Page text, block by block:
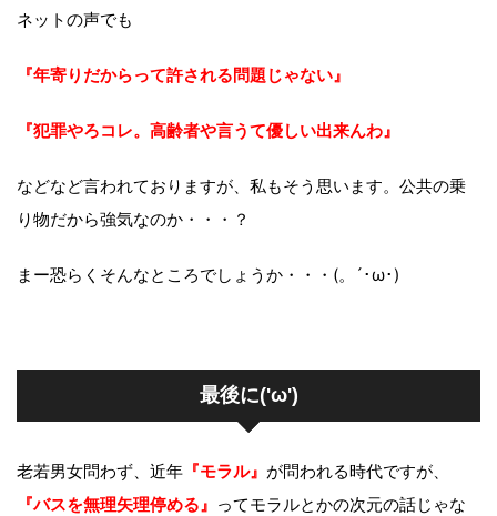
ネットの声でも
『年寄りだからって許される問題じゃない』
『犯罪やろコレ。高齢者や言うて優しい出来んわ』
などなど言われておりますが、私もそう思います。公共の乗
り物だから強気なのか・・・？
まー恐らくそんなところでしょうか・・・(。´･ω･)
最後に('ω')
老若男女問わず、近年 『モラル』 が問われる時代ですが、
『バスを無理矢理停める』 ってモラルとかの次元の話じゃな